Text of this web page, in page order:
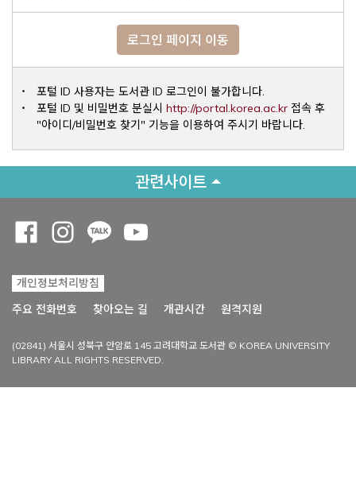
로그인 페이지 이동
포털 ID 사용자는 도서관 ID 로그인이 불가합니다.
포털 ID 및 비밀번호 분실시 http://portal.korea.ac.krOpens a
접속 후
"아이디/비밀번호 찾기" 기능을 이용하여 주시기 바랍니다.
관련사이트
개인정보처리방침
주요 전화번호
찾아오는 길 개관시간 원격지원
(02841) 서울시 성북구 안암로 145 고려대학교 도서관 © KOREA UNIVERSITY
LIBRARY ALL RIGHTS RESERVED.
Opens a new window
Opens a new window
Opens a new window